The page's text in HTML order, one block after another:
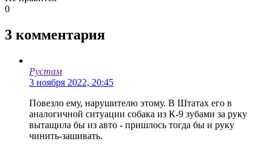
0
3 комментария
Рустам
3 ноября 2022, 20:45
Повезло ему, нарушителю этому. В Штатах его в
аналогичной ситуации собака из К-9 зубами за руку
вытащила бы из авто - пришлось тогда бы и руку
чинить-зашивать.